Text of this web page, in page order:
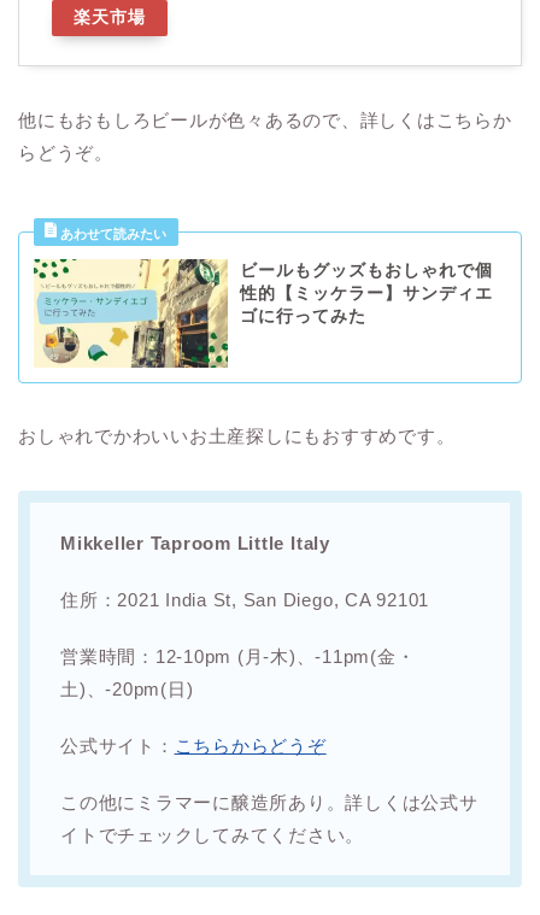
楽天市場
他にもおもしろビールが色々あるので、詳しくはこちらか
らどうぞ。
ビールもグッズもおしゃれで個
性的【ミッケラー】サンディエ
ゴに行ってみた
おしゃれでかわいいお土産探しにもおすすめです。
Mikkeller Taproom Little Italy
住所：2021 India St, San Diego, CA 92101
営業時間：12-10pm (月-木)、-11pm(金・
土)、-20pm(日)
公式サイト： こちらからどうぞ
この他にミラマーに醸造所あり。詳しくは公式サ
イトでチェックしてみてください。